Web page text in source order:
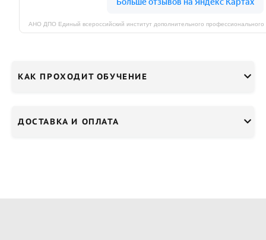
КАК ПРОХОДИТ ОБУЧЕНИЕ
ДОСТАВКА И ОПЛАТА